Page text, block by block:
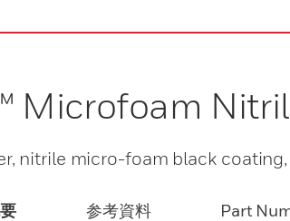
Microfoam
nitrile micro-foam black
参考資料 Part